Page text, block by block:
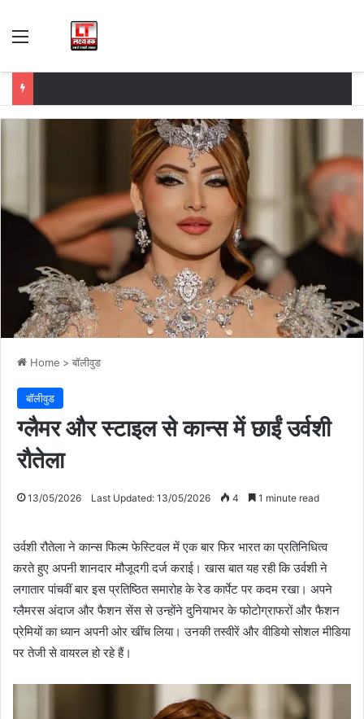
Menu
Home > बॉलीवुड
बॉलीवुड
ग्लैमर और स्टाइल से कान्स में छाईं उर्वशी
रौतेला
13/05/2026 Last Updated: 13/05/2026 4 1 minute read
उर्वशी रौतेला ने कान्स फिल्म फेस्टिवल में एक बार फिर भारत का प्रतिनिधित्व
करते हुए अपनी शानदार मौजूदगी दर्ज कराई। खास बात यह रही कि उर्वशी ने
लगातार पांचवीं बार इस प्रतिष्ठित समारोह के रेड कार्पेट पर कदम रखा। अपने
ग्लैमरस अंदाज और फैशन सेंस से उन्होंने दुनियाभर के फोटोग्राफरों और फैशन
प्रेमियों का ध्यान अपनी ओर खींच लिया। उनकी तस्वीरें और वीडियो सोशल मीडिया
पर तेजी से वायरल हो रहे हैं।